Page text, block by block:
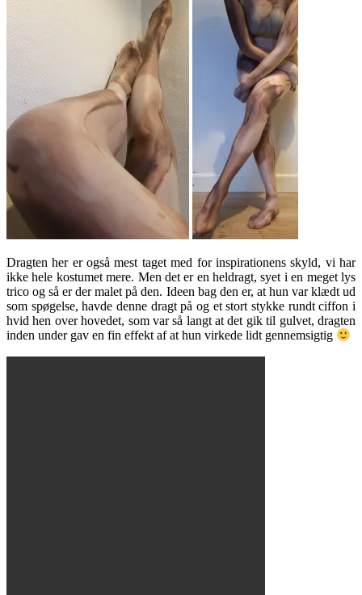
Dragten her er også mest taget med for inspirationens skyld, vi har
ikke hele kostumet mere. Men det er en heldragt, syet i en meget lys
trico og så er der malet på den. Ideen bag den er, at hun var klædt ud
som spøgelse, havde denne dragt på og et stort stykke rundt ciffon i
hvid hen over hovedet, som var så langt at det gik til gulvet, dragten
inden under gav en fin effekt af at hun virkede lidt gennemsigtig